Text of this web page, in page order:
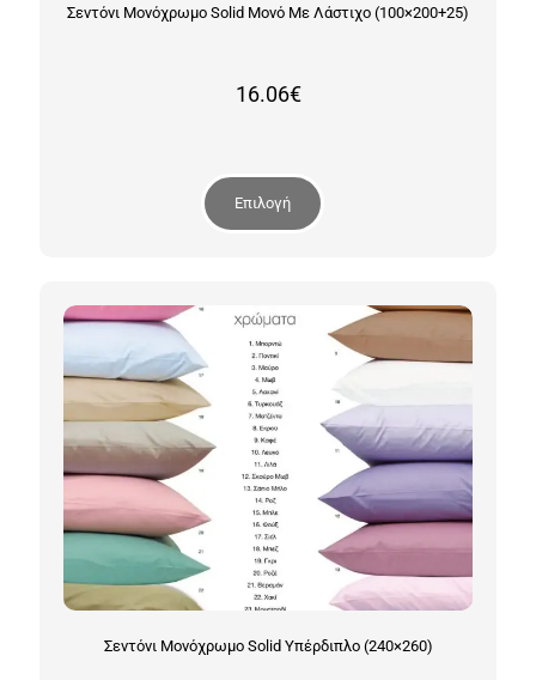
Σεντόνι Μονόχρωμο Solid Μονό Με Λάστιχο (100×200+25)
16.06€
Επιλογή
Σεντόνι Μονόχρωμο Solid Υπέρδιπλο (240×260)